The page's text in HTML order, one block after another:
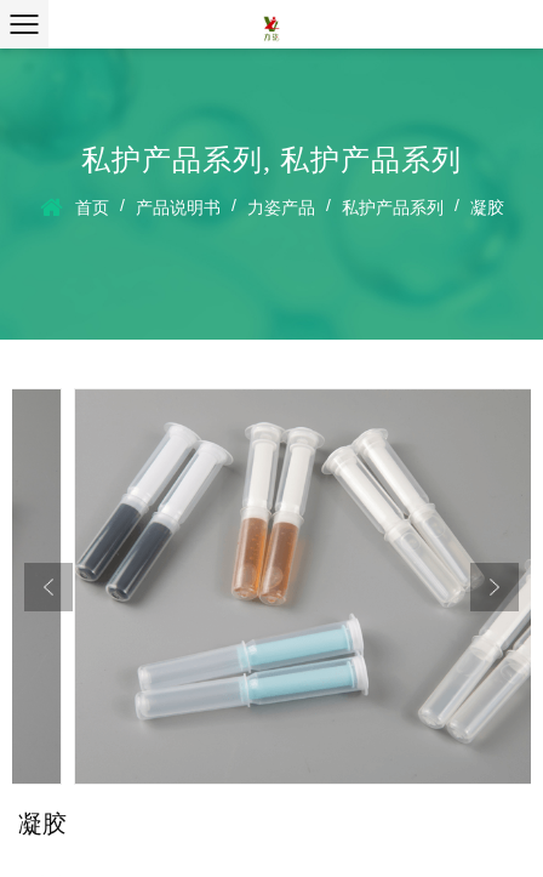
私护产品系列 , 私护产品系列
首页 / 产品说明书 / 力姿产品 / 私护产品系列 / 凝胶
凝胶